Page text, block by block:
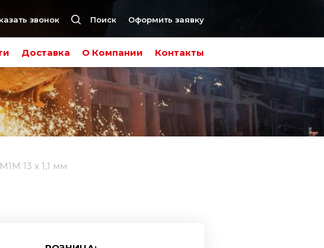
Доставка О Компании Контакты
звонок Поиск Оформить заявку
13 х 1,1 мм